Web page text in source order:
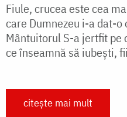
Fiule, crucea este cea
care Dumnezeu i-a dat-
Mântuitorul S-a jertfit pe
ce înseam­nă să iubești,
citește mai mult